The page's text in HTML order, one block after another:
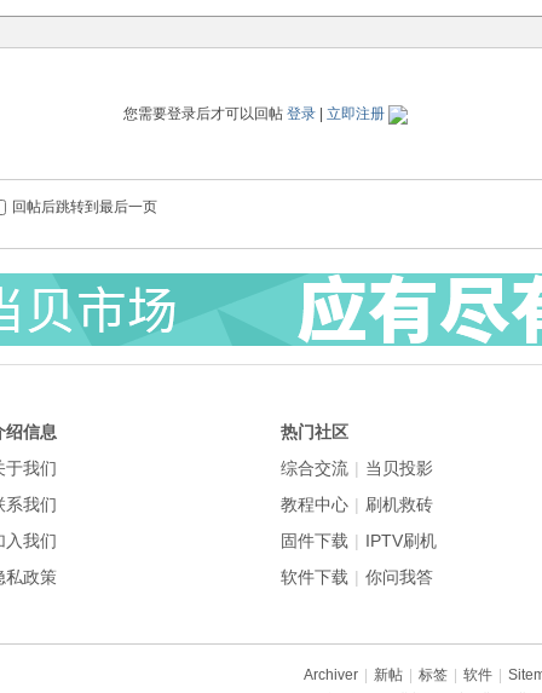
您需要登录后才可以回帖 登录 立即注册
回帖后跳转到最后一页
热门社区
综合交流 | 当贝投影
教程中心 | 刷机救砖
固件下载 | IPTV刷机
软件下载 | 你问我答
绍信息
于我们
系我们
入我们
私政策
Archiver 新帖 标签 软件